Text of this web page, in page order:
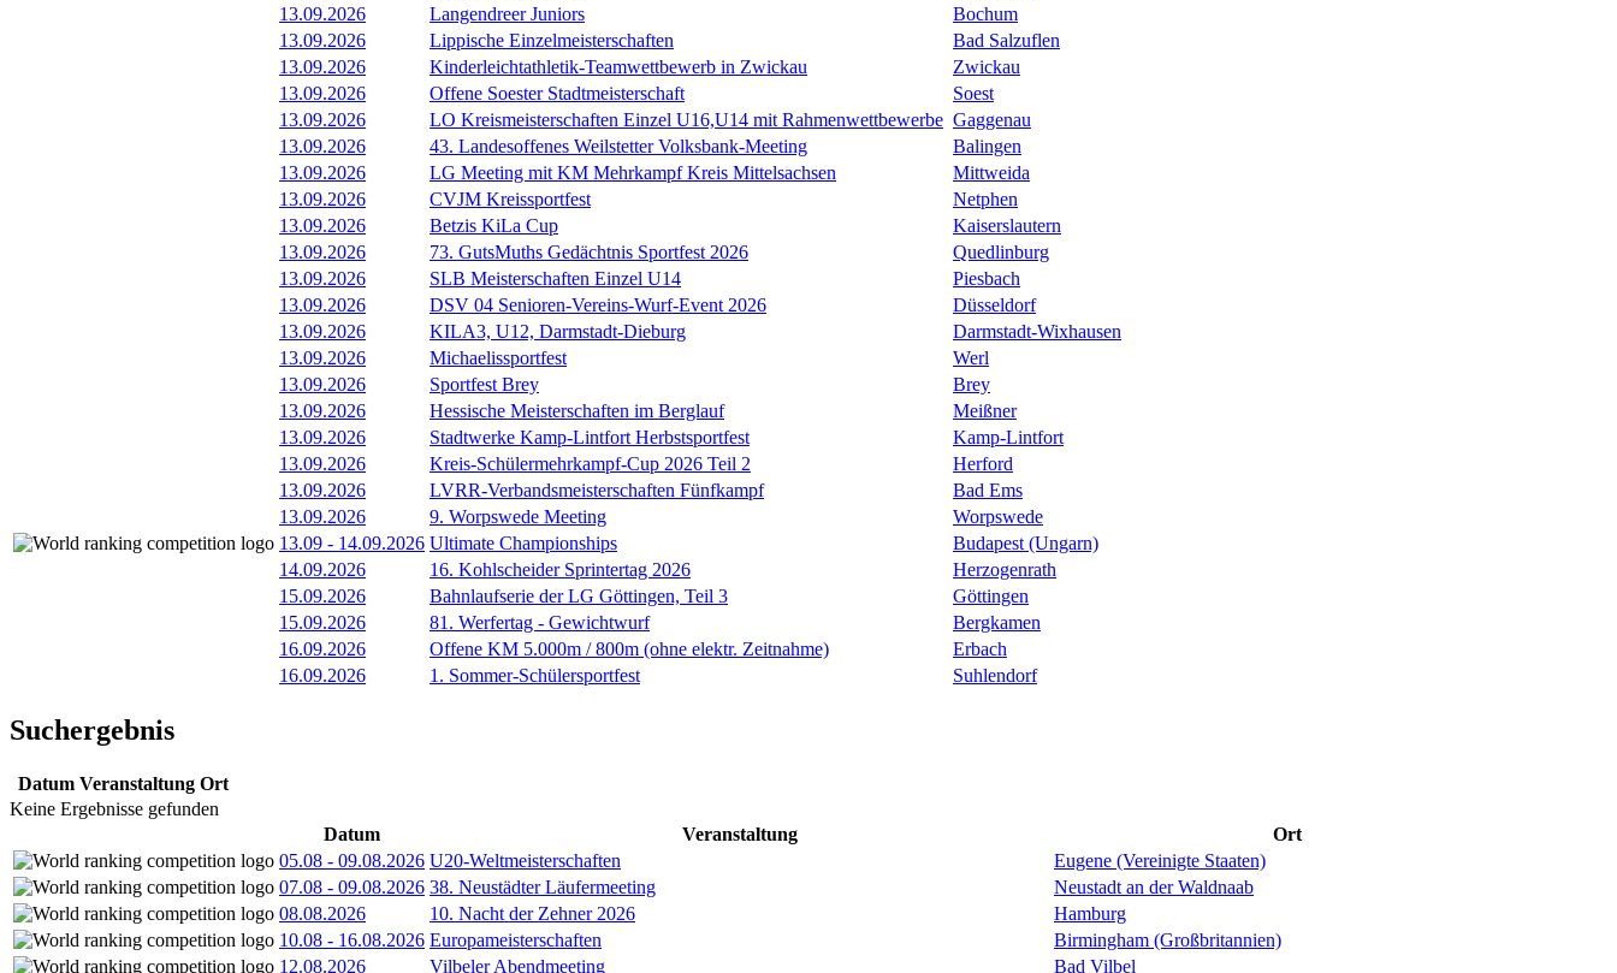
13.09.2026
Langendreer Juniors
Bochum
13.09.2026
Lippische Einzelmeisterschaften
Bad Salzuflen
13.09.2026
Kinderleichtathletik-Teamwettbewerb in Zwickau
Zwickau
13.09.2026
Offene Soester Stadtmeisterschaft
Soest
13.09.2026
LO Kreismeisterschaften Einzel U16,U14 mit Rahmenwettbewerbe Gaggenau
13.09.2026
43. Landesoffenes Weilstetter Volksbank-Meeting
Balingen
13.09.2026
LG Meeting mit KM Mehrkampf Kreis Mittelsachsen
Mittweida
13.09.2026
CVJM Kreissportfest
Netphen
13.09.2026
Betzis KiLa Cup
Kaiserslautern
13.09.2026
73. GutsMuths Gedächtnis Sportfest 2026
Quedlinburg
13.09.2026
SLB Meisterschaften Einzel U14
Piesbach
13.09.2026
DSV 04 Senioren-Vereins-Wurf-Event 2026
Düsseldorf
13.09.2026
KILA3, U12, Darmstadt-Dieburg
Darmstadt-Wixhausen
13.09.2026
Michaelissportfest
Werl
13.09.2026
Sportfest Brey
Brey
13.09.2026
Hessische Meisterschaften im Berglauf
Meißner
13.09.2026
Stadtwerke Kamp-Lintfort Herbstsportfest
Kamp-Lintfort
13.09.2026
Kreis-Schülermehrkampf-Cup 2026 Teil 2
Herford
13.09.2026
LVRR-Verbandsmeisterschaften Fünfkampf
Bad Ems
13.09.2026
9. Worpswede Meeting
Worpswede
13.09 - 14.09.2026 Ultimate Championships
Budapest (Ungarn)
14.09.2026
16. Kohlscheider Sprintertag 2026
Herzogenrath
15.09.2026
Bahnlaufserie der LG Göttingen, Teil 3
Göttingen
15.09.2026
81. Werfertag - Gewichtwurf
Bergkamen
16.09.2026
Offene KM 5.000m / 800m (ohne elektr. Zeitnahme)
Erbach
16.09.2026
1. Sommer-Schülersportfest Suhlendorf
Suchergebnis
Datum Veranstaltung Ort
Keine Ergebnisse gefunden
Datum
Veranstaltung
Ort
05.08 - 09.08.2026 U20-Weltmeisterschaften
Eugene (Vereinigte Staaten)
07.08 - 09.08.2026 38. Neustädter Läufermeeting
Neustadt an der Waldnaab
08.08.2026
10. Nacht der Zehner 2026
Hamburg
10.08 - 16.08.2026 Europameisterschaften
Birmingham (Großbritannien)
12.08.2026
Vilbeler Abendmeeting Bad Vilbel